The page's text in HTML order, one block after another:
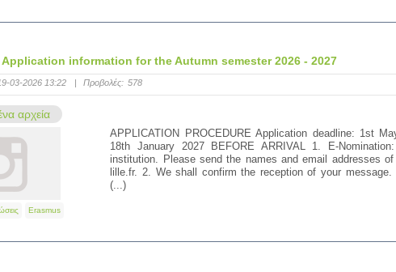
information for the Autumn semester 2026 - 2027
03-2026 13:22 | Προβολές: 578
αρχεία
APPLICATION PROCEDURE Application deadline: 1st
18th January 2027 BEFORE ARRIVAL 1. E-
institution. Please send the names and email addresses
lille.fr. 2. We shall confirm the reception of your
(...)
Erasmus